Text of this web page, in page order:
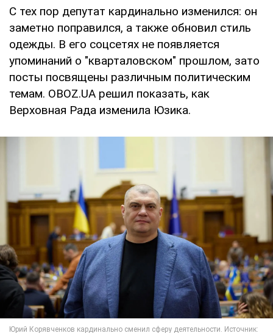
С тех пор депутат кардинально изменился: он
заметно поправился, а также обновил стиль
одежды. В его соцсетях не появляется
упоминаний о "кварталовском" прошлом, зато
посты посвящены различным политическим
темам. OBOZ.UA решил показать, как
Верховная Рада изменила Юзика.